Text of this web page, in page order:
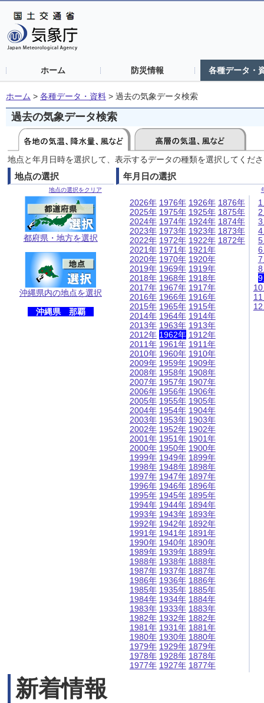
ホーム 防災情報 各種データ・
ホーム > 各種データ・資料 > 過去の気象データ検索
過去の気象データ検索
地点と年月日時を選択して、表示するデータの種類を選択してくだ
地点の選択
地点の選択をクリア
都府県・地方を選択
沖縄県内の地点を選択
沖縄県 那覇
年月日の選択
2026年
2025年
2024年
2023年
2022年
2021年
2020年
2019年
2018年
2017年
2016年
2015年
2014年
2013年
2012年
2011年
2010年
2009年
2008年
2007年
2006年
2005年
2004年
2003年
2002年
2001年
2000年
1999年
1998年
1997年
1996年
1995年
1994年
1993年
1992年
1991年
1990年
1989年
1988年
1987年
1986年
1985年
1984年
1983年
1982年
1981年
1980年
1979年
1978年
1977年
1976年
1975年
1974年
1973年
1972年
1971年
1970年
1969年
1968年
1967年
1966年
1965年
1964年
1963年
1962年
1961年
1960年
1959年
1958年
1957年
1956年
1955年
1954年
1953年
1952年
1951年
1950年
1949年
1948年
1947年
1946年
1945年
1944年
1943年
1942年
1941年
1940年
1939年
1938年
1937年
1936年
1935年
1934年
1933年
1932年
1931年
1930年
1929年
1928年
1927年
1926年
1925年
1924年
1923年
1922年
1921年
1920年
1919年
1918年
1917年
1916年
1915年
1914年
1913年
1912年
1911年
1910年
1909年
1908年
1907年
1906年
1905年
1904年
1903年
1902年
1901年
1900年
1899年
1898年
1897年
1896年
1895年
1894年
1893年
1892年
1891年
1890年
1889年
1888年
1887年
1886年
1885年
1884年
1883年
1882年
1881年
1880年
1879年
1878年
1877年
1876年
1875年
1874年
1873年
1872年
新着情報